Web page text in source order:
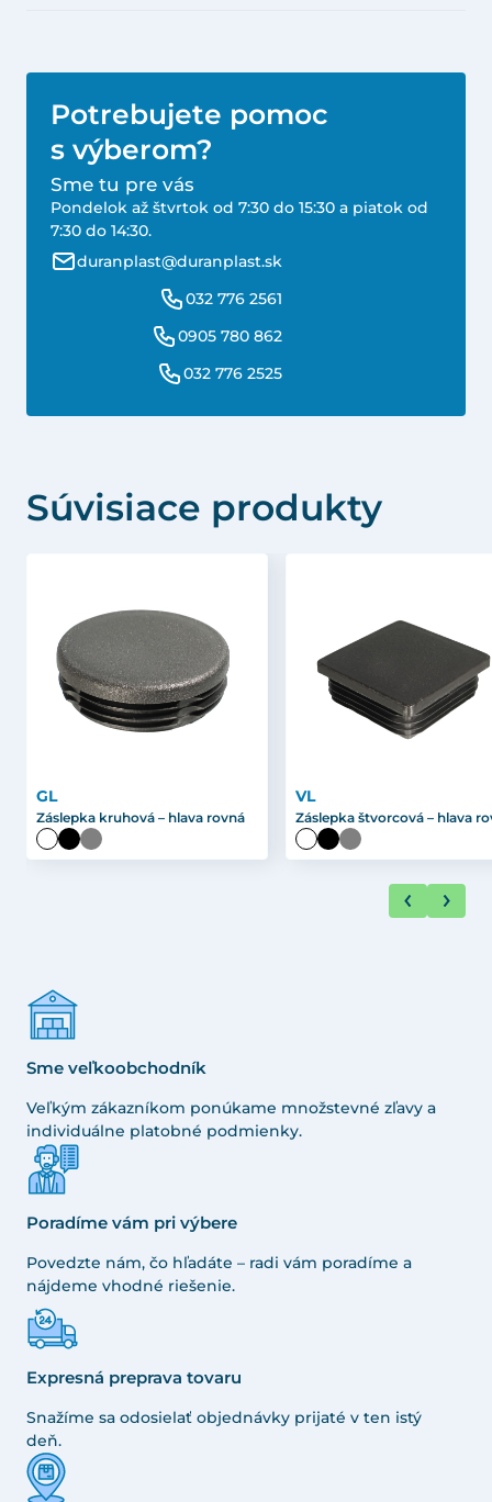
Potrebujete pomoc
s výberom?
Sme tu pre vás
Pondelok až štvrtok od 7:30 do 15:30 a piatok od
7:30 do 14:30.
duranplast@duranplast.sk
032 776 2561
0905 780 862
032 776 2525
Súvisiace produkty
GL
Záslepka kruhová – hlava rovná
VL
Záslepka štvorcová – hlava
Sme veľkoobchodník
Veľkým zákazníkom ponúkame množstevné zľavy a
individuálne platobné podmienky.
Poradíme vám pri výbere
Povedzte nám, čo hľadáte – radi vám poradíme a
nájdeme vhodné riešenie.
Expresná preprava tovaru
Snažíme sa odosielať objednávky prijaté v ten istý
deň.